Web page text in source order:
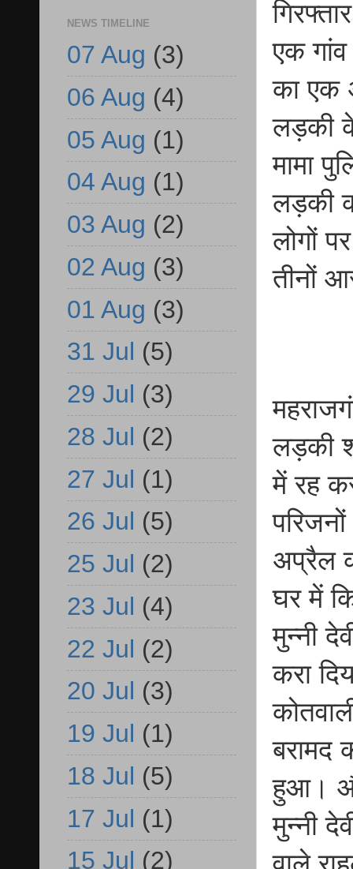
एक गांव
का एक
लड़की
मामा
लड़की
लोगों
तीनों
लड़की
में रह
अप्रैल
घर में
मुन्नी
करा
बरामद
हुआ।
मुन्नी
NEWS TIMELINE
07 Aug (3)
06 Aug (4)
05 Aug (1)
04 Aug (1)
03 Aug (2)
02 Aug (3)
01 Aug (3)
31 Jul (5)
29 Jul (3)
28 Jul (2)
27 Jul (1)
26 Jul (5)
25 Jul (2)
23 Jul (4)
22 Jul (2)
20 Jul (3)
19 Jul (1)
18 Jul (5)
17 Jul (1)
15 Jul (2)